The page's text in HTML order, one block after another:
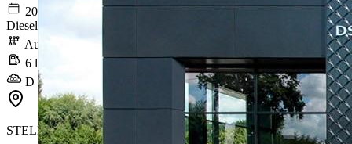
2020-01-30
Diesel
Automatique
6 l/100km
D (156 g/km)
STELLANTIS &YOU MALAKOFF